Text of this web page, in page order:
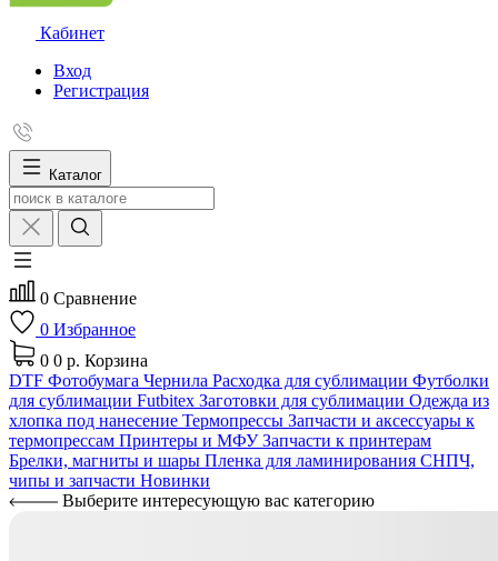
Кабинет
Вход
Регистрация
Каталог
0 Сравнение
0 Избранное
0 0 р. Корзина
DTF Фотобумага Чернила Расходка для сублимации Футболки
для сублимации Futbitex Заготовки для сублимации Одежда из
хлопка под нанесение Термопрессы Запчасти и аксессуары к
термопрессам Принтеры и МФУЗапчасти к принтерам
Брелки, магниты и шары Пленка для ламинирования СНПЧ,
чипы и запчасти Новинки
Выберите интересующую вас категорию